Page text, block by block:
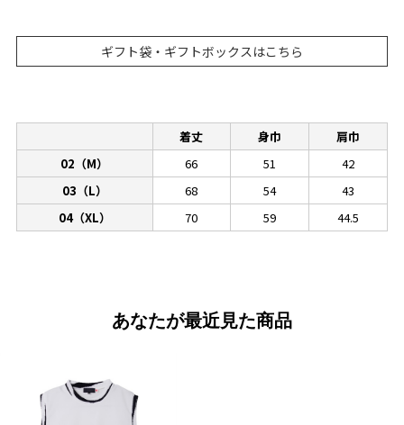
ギフト袋・ギフトボックスはこちら
着丈 身巾
肩巾
02（M）
66 51
42
03（L）
68 54
43
04（XL）
70 59 44.5
あなたが最近見た商品